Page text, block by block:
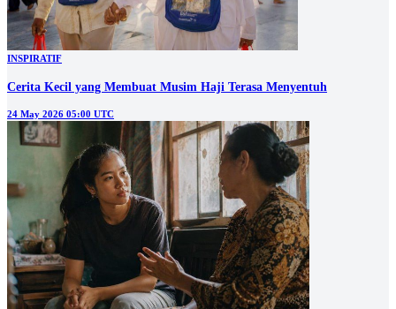
INSPIRATIF
Cerita Kecil yang Membuat Musim Haji Terasa Menyentuh
24 May 2026 05:00 UTC